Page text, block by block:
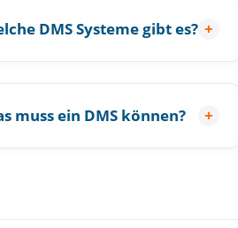
DMS Systeme gibt es? +
muss ein DMS können? +